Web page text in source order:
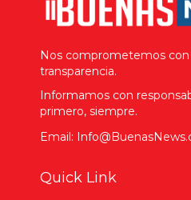
Nos comprometemos con
transparencia.
Informamos con
primero, siempre.
Email:
Quick Link